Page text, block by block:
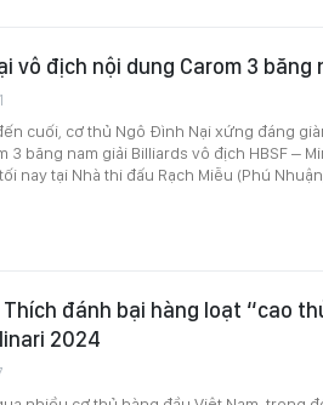
vô địch nội dung Carom 3 băng
cuối, cơ thủ Ngô Đình Nại xứng đáng
3 băng nam giải Billiards vô địch HBSF –
nay tại Nhà thi đấu Rạch Miễu (Phú Nhuận,
Thích đánh bại hàng loạt “cao
2024